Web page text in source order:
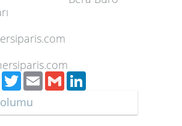
Facebook
TwitterEmailGmail